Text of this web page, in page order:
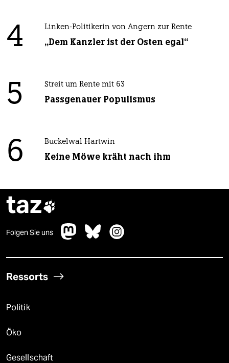
4 Linken-Politikerin von Angern zur Rente
„Dem Kanzler ist der Osten egal“
5 Streit um Rente mit 63
Passgenauer Populismus
6 Buckelwal Hartwin
Keine Möwe kräht nach ihm
taz
Folgen Sie uns
Ressorts
Politik
Öko
Gesellschaft